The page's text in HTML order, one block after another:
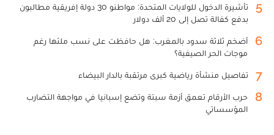
5
تأشيرة الدخول للولايات المتحدة: مواطنو 30 دولة إفريقية مطالبون
بدفع كفالة تصل إلى 20 ألف دولار
6
أضخم ثلاثة سدود بالمغرب: هل حافظت على نسب ملئها رغم
موجات الحر الصيفية؟
7 تفاصيل منشأة رياضية كبرى مرتقبة بالدار البيضاء
8
حرب الأرقام تعمق أزمة سبتة وتضع إسبانيا في مواجهة التضارب
المؤسساتي